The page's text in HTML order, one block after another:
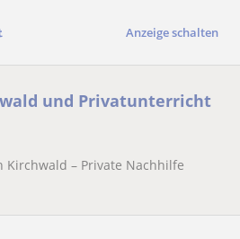
Anzeige schalten
und Privatunterricht
– Private Nachhilfe